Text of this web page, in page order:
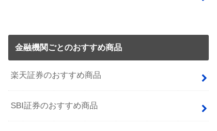
金融機関ごとのおすすめ商品
楽天証券のおすすめ商品
SBI証券のおすすめ商品